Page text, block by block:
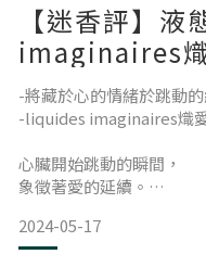
也許是期間限定的熱帶水
紛紛被做為冰涼飲品，
例如木瓜牛奶、芒果西米
又或是在被烘烤的潔白沙
不刻意為之與太陽的擁抱。
-
若要說有什麼能比物質的
使人更加陶醉？
那麼，
在一次次如烏木般沉醉的
西落，
成一滴酸甜覆盆莓的斗大
遠眺中東穆斯林宮殿圓頂，
經過頂點後，
沒入荒漠另一邊似無際的
【迷香評】
imaginaires
-將藏於心的情緒於跳動
-liquides imaginaires熾
心臟開始跳動的瞬間，
象徵著愛的延續。
是一段故事的終焉，
也是他人的惦念開始蔓延。
2024-05-17